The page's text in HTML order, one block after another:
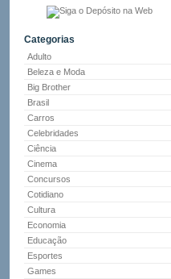
Categorias
Adulto
Beleza e Moda
Big Brother
Brasil
Carros
Celebridades
Ciência
Cinema
Concursos
Cotidiano
Cultura
Economia
Educação
Esportes
Games